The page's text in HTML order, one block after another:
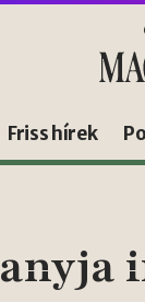
Friss hírek